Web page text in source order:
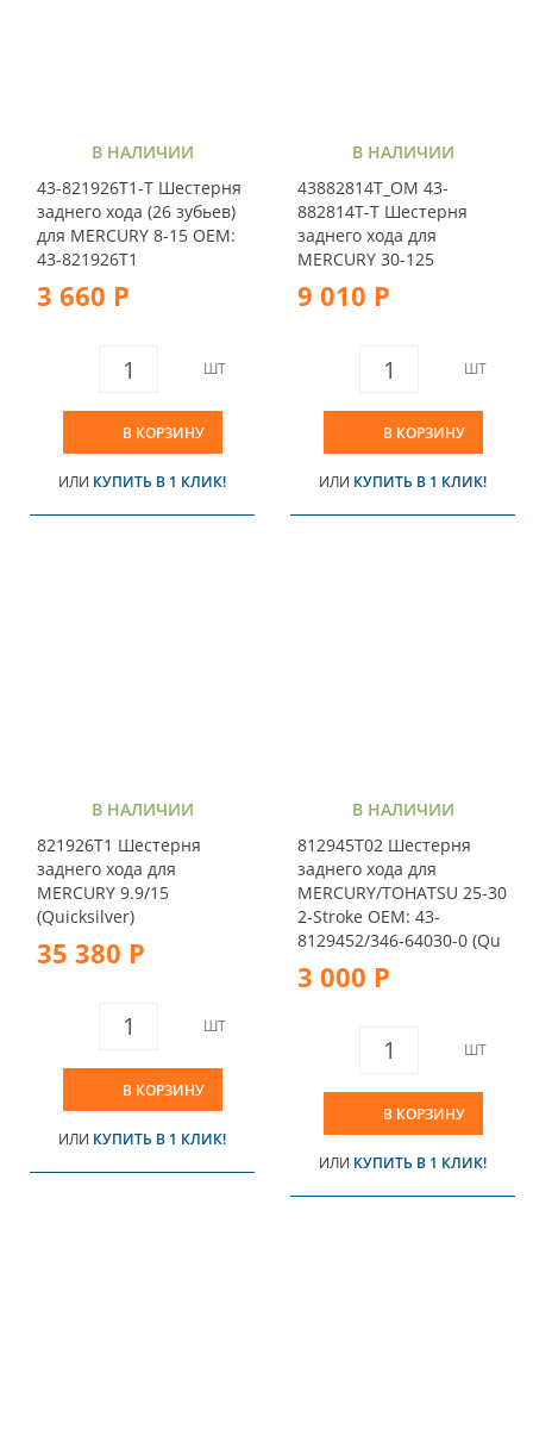
В НАЛИЧИИ
43-821926T1-T Шестерня
заднего хода (26 зубьев)
для MERCURY 8-15 OEM:
43-821926T1
3 660 Р
ШТ
В КОРЗИНУ
ИЛИ КУПИТЬ В 1 КЛИК!
В НАЛИЧИИ
43882814T_OM 43-
882814T-T Шестерня
заднего хода для
MERCURY 30-125
9 010 Р
ШТ
В КОРЗИНУ
ИЛИ КУПИТЬ В 1 КЛИК!
В НАЛИЧИИ
821926T1 Шестерня
заднего хода для
MERCURY 9.9/15
(Quicksilver)
35 380 Р
ШТ
В КОРЗИНУ
ИЛИ КУПИТЬ В 1 КЛИК!
В НАЛИЧИИ
812945T02 Шестерня
заднего хода для
MERCURY/TOHATSU 25-30
2-Stroke OEM: 43-
8129452/346-64030-0 (Qu
3 000 Р
ШТ
В КОРЗИНУ
ИЛИ КУПИТЬ В 1 КЛИК!